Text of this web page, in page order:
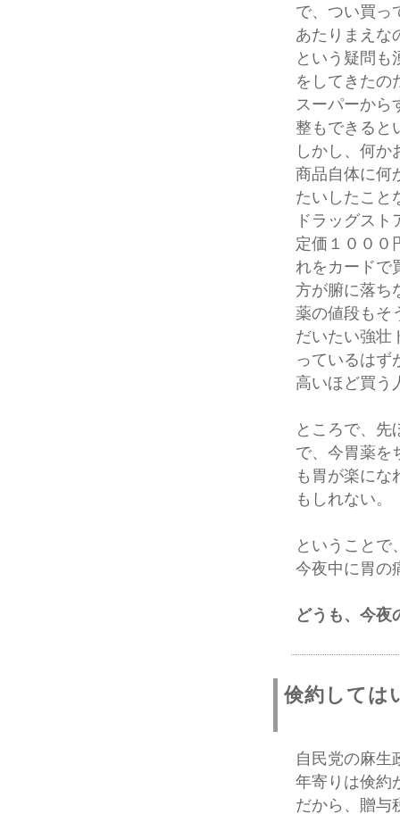
で、つい買っ
あたりまえな
という疑問も
をしてきたの
スーパーから
整もできると
しかし、何か
商品自体に何
たいしたこと
ドラッグス
定価１０００
れをカードで
方が腑に落ち
薬の値段もそ
だいたい強壮
っているはず
高いほど買う
ところで、先
で、今胃薬を
も胃が楽にな
もしれない。
ということで
今夜中に胃の
どうも、今夜
倹約しては
自民党の麻生
年寄りは倹約
だから、贈与